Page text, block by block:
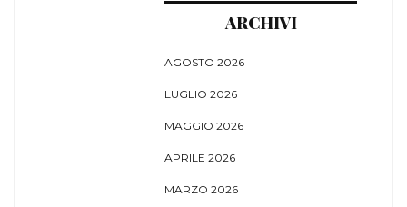
ARCHIVI
AGOSTO 2026
LUGLIO 2026
MAGGIO 2026
APRILE 2026
MARZO 2026